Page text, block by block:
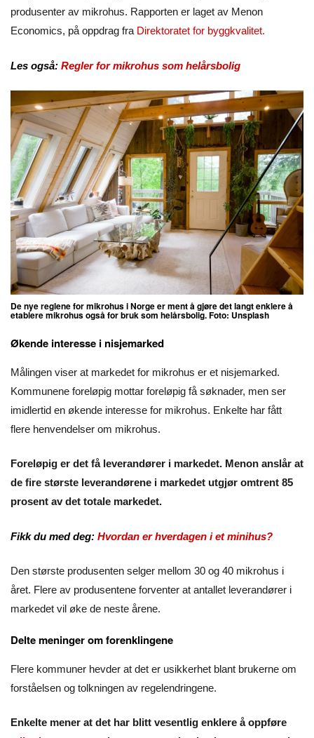
produsenter av mikrohus. Rapporten er laget av Menon
Economics, på oppdrag fra Direktoratet for byggkvalitet.
Les også: Regler for mikrohus som helårsbolig
De nye reglene for mikrohus i Norge er ment å gjøre det langt enklere å
etablere mikrohus også for bruk som helårsbolig. Foto: Unsplash
Økende interesse i nisjemarked
Målingen viser at markedet for mikrohus er et nisjemarked.
Kommunene foreløpig mottar foreløpig få søknader, men ser
imidlertid en økende interesse for mikrohus. Enkelte har fått
flere henvendelser om mikrohus.
Foreløpig er det få leverandører i markedet. Menon anslår at
de fire største leverandørene i markedet utgjør omtrent 85
prosent av det totale markedet.
Fikk du med deg: Hvordan er hverdagen i et minihus?
Den største produsenten selger mellom 30 og 40 mikrohus i
året. Flere av produsentene forventer at antallet leverandører i
markedet vil øke de neste årene.
Delte meninger om forenklingene
Flere kommuner hevder at det er usikkerhet blant brukerne om
forståelsen og tolkningen av regelendringene.
Enkelte mener at det har blitt vesentlig enklere å oppføre